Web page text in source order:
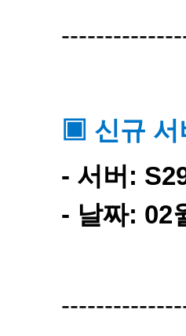
▣ 신규 서
- 서버:
- 날짜: 02